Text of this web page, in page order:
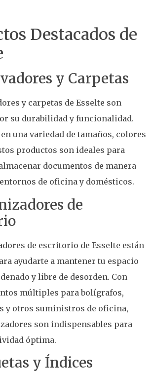
Destacados de
y Carpetas
y carpetas de Esselte son
su durabilidad y funcionalidad.
una variedad de tamaños, colores
productos son ideales para
documentos de manera
de oficina y domésticos.
de
de escritorio de Esselte están
ayudarte a mantener tu espacio
y libre de desorden. Con
múltiples para bolígrafos,
y otros suministros de oficina,
son indispensables para
óptima.
y Índices